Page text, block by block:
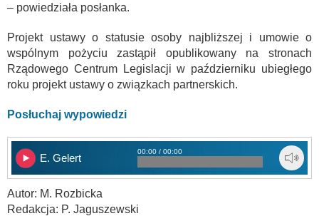
– powiedziała posłanka.
Projekt ustawy o statusie osoby najbliższej i umowie o
wspólnym pożyciu zastąpił opublikowany na stronach
Rządowego Centrum Legislacji w październiku ubiegłego
roku projekt ustawy o związkach partnerskich.
Posłuchaj wypowiedzi
E. Gelert
00:00 / 00:00
Autor: M. Rozbicka
Redakcja: P. Jaguszewski